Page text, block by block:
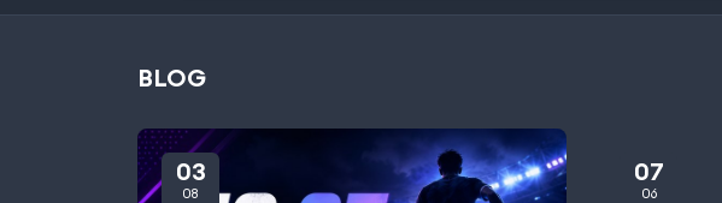
BLOG
03
08
07
06